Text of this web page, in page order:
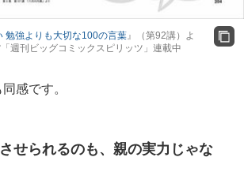
勉強よりも大切な100の言葉』（第92講）よ
週刊ビッグコミックスピリッツ」連載中
感です。
させられるのも、親の実力じゃな